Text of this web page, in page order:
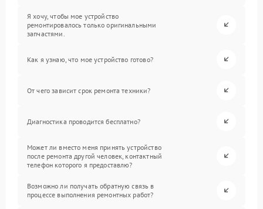
Я хочу, чтобы мое устройство
ремонтировалось только оригинальными
запчастями.
Как я узнаю, что мое устройство готово?
От чего зависит срок ремонта техники?
Диагностика проводится бесплатно?
Может ли вместо меня принять устройство
после ремонта другой человек, контактный
телефон которого я предоставлю?
Возможно ли получать обратную связь в
процессе выполнения ремонтных работ?